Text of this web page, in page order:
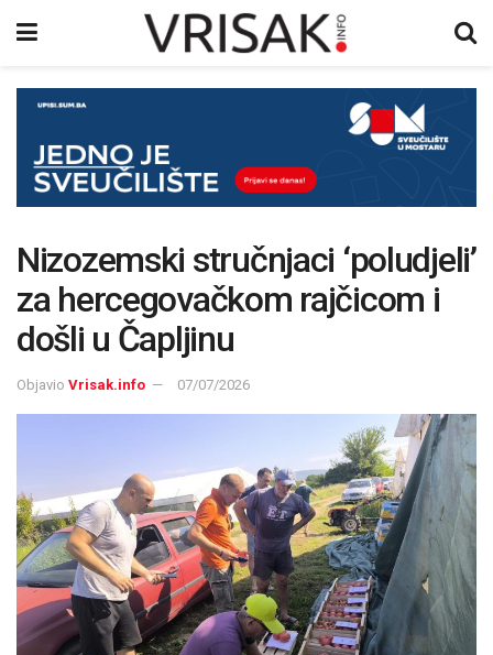
Nizozemski stručnjaci ‘poludjeli’
za hercegovačkom rajčicom i
došli u Čapljinu
Objavio Vrisak.info 07/07/2026